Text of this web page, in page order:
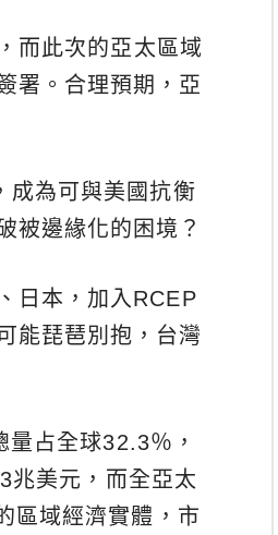
而此次的亞太區域
署。合理預期，亞
成為可與美國抗衡
被邊緣化的困境？
日本，加入RCEP
能琵琶別抱，台灣
占全球32.3％，
兆美元，而全亞太
區域經濟實體，市